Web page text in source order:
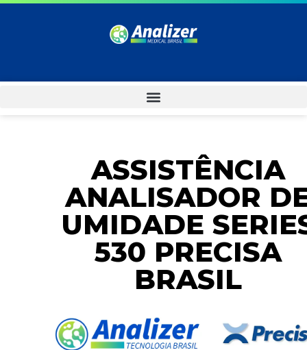
ASSISTÊNCIA
ANALISADOR
UMIDADE
530 PRECISA
BRASIL